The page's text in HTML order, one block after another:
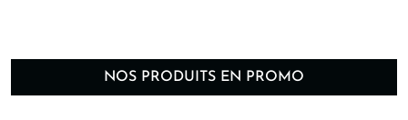
NOS PRODUITS EN PROMO